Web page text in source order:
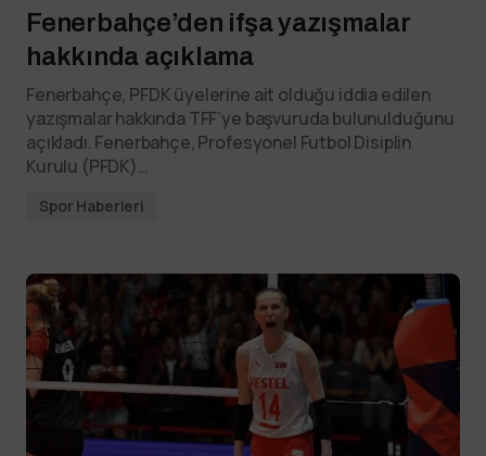
Fenerbahçe’den ifşa yazışmalar
hakkında açıklama
Fenerbahçe, PFDK üyelerine ait olduğu iddia edilen
yazışmalar hakkında TFF’ye başvuruda bulunulduğunu
açıkladı. Fenerbahçe, Profesyonel Futbol Disiplin
Kurulu (PFDK)…
Spor Haberleri